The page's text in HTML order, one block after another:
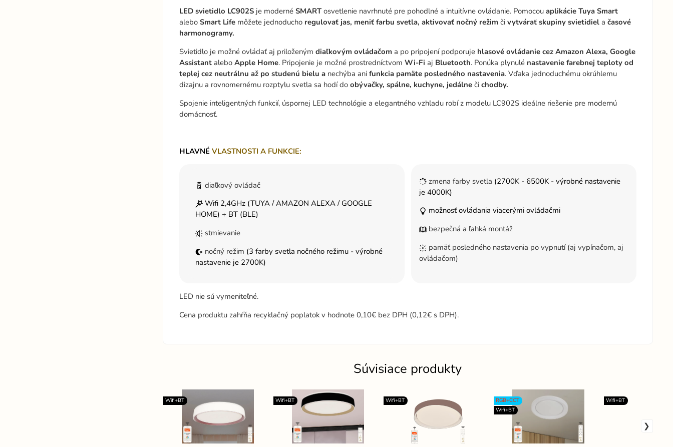
LED svietidlo LC902Sje moderné SMARTosvetlenie navrhnuté pre pohodlné a intuitívne ovládanie. Pomocou aplikácie Tuya Smart
alebo Smart Lifemôžete jednoducho regulovať jas, meniť farbu svetla, aktivovať nočný režim či vytvárať skupiny svietidiela časové
harmonogramy.
Svietidlo je možné ovládať aj priloženým diaľkovým ovládačom a po pripojení podporuje hlasové ovládanie cez Amazon Alexa, Google
Assistant alebo Apple Home. Pripojenie je možné prostredníctvom Wi-Fi aj Bluetooth. Ponúka plynulé nastavenie farebnej teploty od
teplej cez neutrálnu až po studenú bielu a nechýba anifunkcia pamäte posledného nastavenia. Vďaka jednoduchému okrúhlemu
dizajnu a rovnomernému rozptylu svetla sa hodí do obývačky, spálne, kuchyne, jedálne či chodby.
Spojenie inteligentných funkcií, úspornej LED technológie a elegantného vzhľadu robí z modelu LC902S ideálne riešenie pre modernú
domácnosť.
HLAVNÉ VLASTNOSTI A FUNKCIE:
diaľkový ovládač
Wifi 2,4GHz (TUYA / AMAZON ALEXA / GOOGLE
HOME) + BT (BLE)
stmievanie
nočný režim (3 farby svetla nočného režimu - výrobné
nastavenie je 2700K)
zmena farby svetla (2700K - 6500K - výrobné nastavenie
je 4000K)
možnosť ovládania viacerými ovládačmi
bezpečná a ľahká montáž
pamäť posledného nastavenia po vypnutí (aj vypínačom, aj
ovládačom)
LED nie sú vymeniteľné.
Cena produktu zahŕňa recyklačný poplatok v hodnote 0,10€ bez DPH (0,12€ s DPH).
Súvisiace produkty
Wifi+BT Wifi+BT Wifi+BT
RGB+CCT
Wifi+BT
Wifi+BT